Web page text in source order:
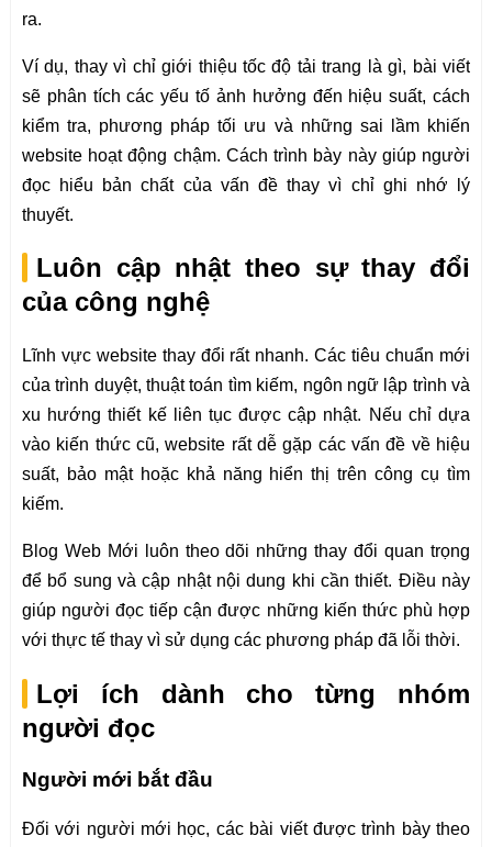
ra.
Ví dụ, thay vì chỉ giới thiệu tốc độ tải trang là gì, bài viết
sẽ phân tích các yếu tố ảnh hưởng đến hiệu suất, cách
kiểm tra, phương pháp tối ưu và những sai lầm khiến
website hoạt động chậm. Cách trình bày này giúp người
đọc hiểu bản chất của vấn đề thay vì chỉ ghi nhớ lý
thuyết.
Luôn cập nhật theo sự thay đổi
của công nghệ
Lĩnh vực website thay đổi rất nhanh. Các tiêu chuẩn mới
của trình duyệt, thuật toán tìm kiếm, ngôn ngữ lập trình và
xu hướng thiết kế liên tục được cập nhật. Nếu chỉ dựa
vào kiến thức cũ, website rất dễ gặp các vấn đề về hiệu
suất, bảo mật hoặc khả năng hiển thị trên công cụ tìm
kiếm.
Blog Web Mới luôn theo dõi những thay đổi quan trọng
để bổ sung và cập nhật nội dung khi cần thiết. Điều này
giúp người đọc tiếp cận được những kiến thức phù hợp
với thực tế thay vì sử dụng các phương pháp đã lỗi thời.
Lợi ích dành cho từng nhóm
người đọc
Người mới bắt đầu
Đối với người mới học, các bài viết được trình bày theo